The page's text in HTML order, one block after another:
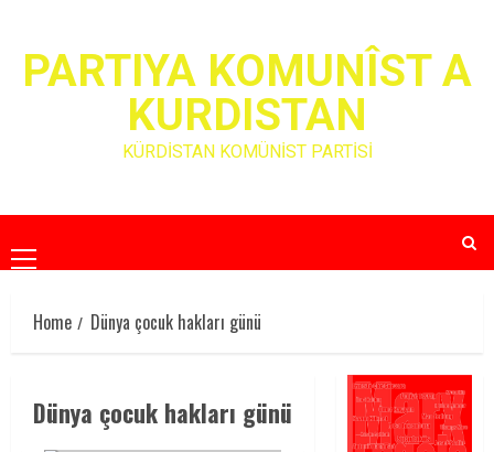
contentPARTIYA KOMUNÎST A
KURDISTAN
KÜRDİSTAN KOMÜNİST PARTİSİ
Primary
Menu
Home
Dünya çocuk hakları günü
Dünya çocuk hakları günü